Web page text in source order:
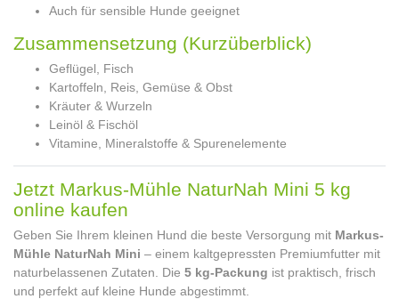
Auch für sensible Hunde geeignet
Zusammensetzung (Kurzüberblick)
Geflügel, Fisch
Kartoffeln, Reis, Gemüse & Obst
Kräuter & Wurzeln
Leinöl & Fischöl
Vitamine, Mineralstoffe & Spurenelemente
Jetzt Markus-Mühle NaturNah Mini 5 kg
online kaufen
Geben Sie Ihrem kleinen Hund die beste Versorgung mit Markus-
Mühle NaturNah Mini – einem kaltgepressten Premiumfutter mit
naturbelassenen Zutaten. Die 5 kg-Packung ist praktisch, frisch
und perfekt auf kleine Hunde abgestimmt.